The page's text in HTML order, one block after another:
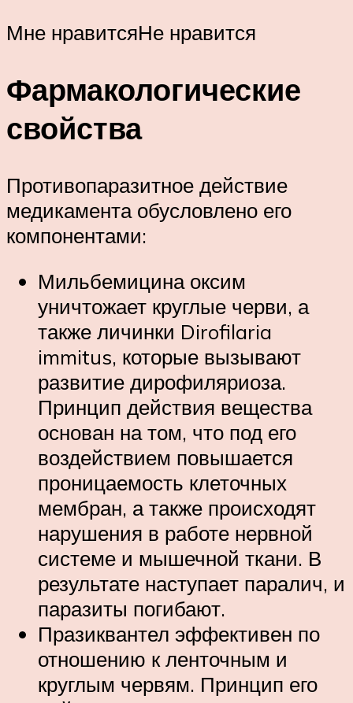
Мне нравитсяНе нравится
Фармакологические
свойства
Противопаразитное действие
медикамента обусловлено его
компонентами:
Мильбемицина оксим
уничтожает круглые черви, а
также личинки Dirofilaria
immitus, которые вызывают
развитие дирофиляриоза.
Принцип действия вещества
основан на том, что под его
воздействием повышается
проницаемость клеточных
мембран, а также происходят
нарушения в работе нервной
системе и мышечной ткани. В
результате наступает паралич, и
паразиты погибают.
Празиквантел эффективен по
отношению к ленточным и
круглым червям. Принцип его